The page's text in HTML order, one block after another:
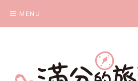
content
MENU